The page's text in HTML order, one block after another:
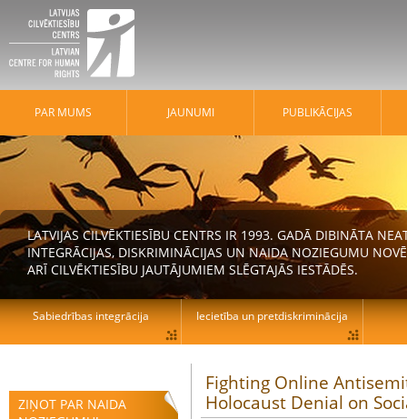
ZIŅOT PAR NAIDA
Fighting Online
Holocaust Denial on
PAR MUMS JAUNUMI PUBLIKĀCIJAS
LATVIJAS CILVĒKTIESĪBU CENTRS IR 1993. GADĀ DIBINĀTA
INTEGRĀCIJAS, DISKRIMINĀCIJAS UN NAIDA NOZIEGUMU
ARĪ CILVĒKTIESĪBU JAUTĀJUMIEM SLĒGTAJĀS IESTĀDĒS.
Sabiedrības integrācija Iecietība un pretdiskriminācija